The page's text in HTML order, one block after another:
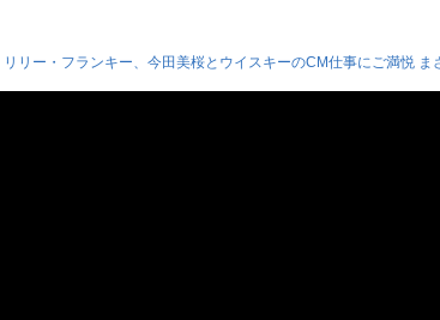
リリー・フランキー、今田美桜とウイスキーのCM仕事にご満悦 ま